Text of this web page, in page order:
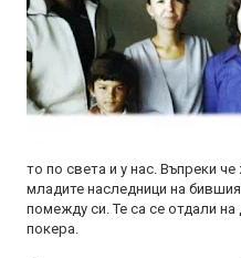
то по света и у нас. Въпреки
младите наследници на
помежду си. Те са се отдали
покера.